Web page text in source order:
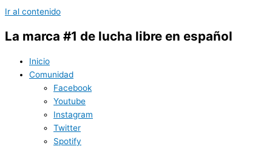
Ir al contenido
La marca #1 de lucha libre en español
Inicio
Comunidad
Facebook
Youtube
Instagram
Twitter
Spotify